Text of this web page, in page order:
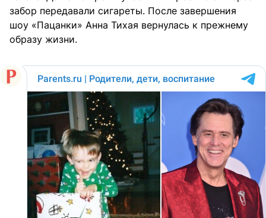
забор передавали сигареты. После завершения
шоу «Пацанки» Анна Тихая вернулась к прежнему
образу жизни.